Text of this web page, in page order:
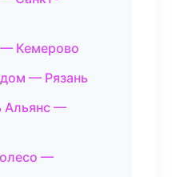
Кемерово
— Рязань
Альянс —
—